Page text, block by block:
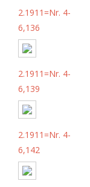
2.1911=Nr. 4-
6,136
2.1911=Nr. 4-
6,139
2.1911=Nr. 4-
6,142